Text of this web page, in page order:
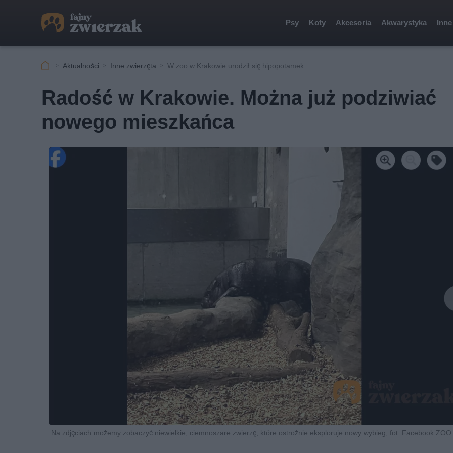
Psy Koty Akcesoria Akwarystyka
Aktualności Inne zwierzęta W zoo w Krakowie urodził się hipopotamek
Radość w Krakowie. Można już podziwiać
nowego mieszkańca
Na zdjęciach możemy zobaczyć niewielkie, ciemnoszare zwierzę, które ostrożnie eksploruje nowy wybieg, fot. Facebook ZOO